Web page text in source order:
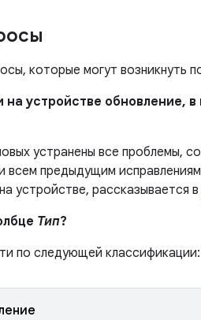
которые могут возникнуть
на устройстве обновление,
устранены все проблемы,
предыдущим
устройстве, рассказывается в
Тип?
по следующей классификации: